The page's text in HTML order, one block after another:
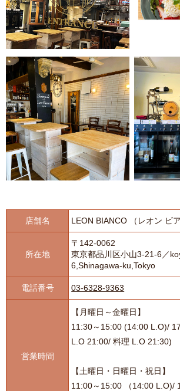
店舗名 LEON BIANCO （レオン ビア
所在地
〒142-0062
東京都品川区小山3-21-6／
6,Shinagawa-ku,Tokyo
電話番号 03-6328-9363
営業時間
【月曜日～金曜日】
11:30～15:00 (14:00 L.O)/
L.O 21:00/ 料理 L.O 21:30)
【土曜日・日曜日・祝日】
11:00～15:00 （14:00 L.O)/